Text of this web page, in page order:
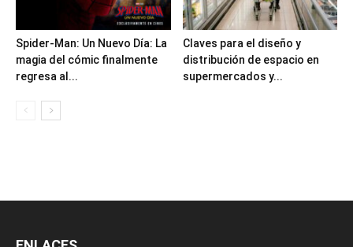
Spider-Man: Un Nuevo Día: La
magia del cómic finalmente
regresa al...
Claves para el diseño y
distribución de espacio en
supermercados y...